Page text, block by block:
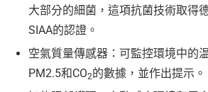
大部分的細菌，這項抗菌技術取得
SIAA的認證。
空氣質量傳感器：可監控環境中的
PM2.5和CO2的數據，並作出提示。